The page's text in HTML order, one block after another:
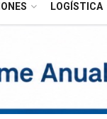
LOGÍSTICA